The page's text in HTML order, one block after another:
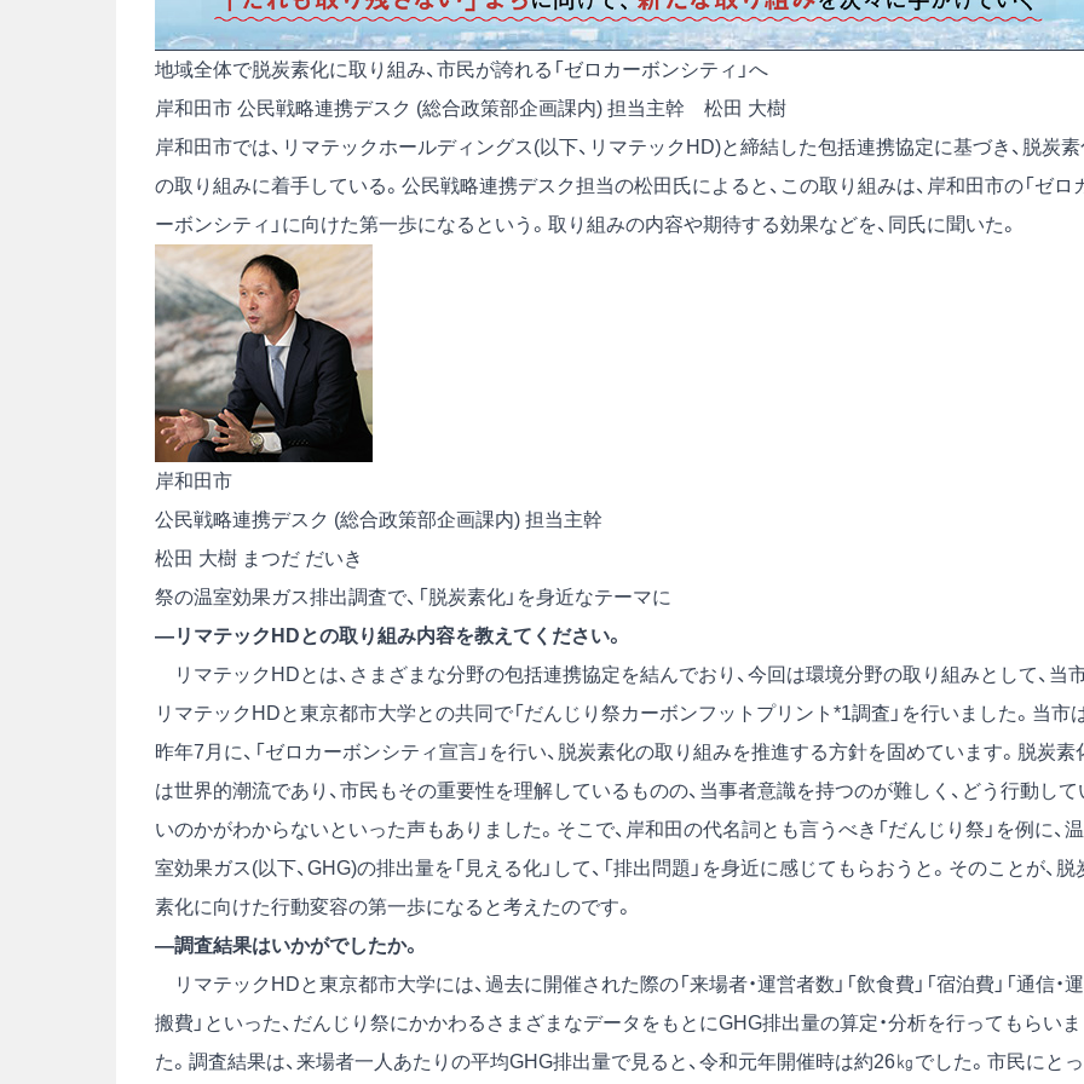
地域全体で脱炭素化に取り組み、市民が誇れる「ゼロカーボンシティ」へ
岸和田市 公民戦略連携デスク (総合政策部企画課内) 担当主幹 松田 大樹
岸和田市では、リマテックホールディングス(以下、リマテックHD)と締結した包括連携協定に基づき、脱炭
の取り組みに着手している。公民戦略連携デスク担当の松田氏によると、この取り組みは、岸和田市の「ゼロ
ーボンシティ」に向けた第一歩になるという。取り組みの内容や期待する効果などを、同氏に聞いた。
岸和田市
公民戦略連携デスク (総合政策部企画課内) 担当主幹
松田 大樹 まつだ だいき
祭の温室効果ガス排出調査で、「脱炭素化」を身近なテーマに
―リマテックHDとの取り組み内容を教えてください。
リマテックHDとは、さまざまな分野の包括連携協定を結んでおり、今回は環境分野の取り組みとして、当市
リマテックHDと東京都市大学との共同で「だんじり祭カーボンフットプリント *1調査」を行いました。当市
昨年7月に、「ゼロカーボンシティ宣言」を行い、脱炭素化の取り組みを推進する方針を固めています。脱炭素
は世界的潮流であり、市民もその重要性を理解しているものの、当事者意識を持つのが難しく、どう行動して
いのかがわからないといった声もありました。そこで、岸和田の代名詞とも言うべき「だんじり祭」を例に、温
室効果ガス(以下、GHG)の排出量を「見える化」して、「排出問題」を身近に感じてもらおうと。そのことが、脱
素化に向けた行動変容の第一歩になると考えたのです。
―調査結果はいかがでしたか。
リマテックHDと東京都市大学には、過去に開催された際の「来場者・運営者数」「飲食費」「宿泊費」「通信・運
搬費」といった、だんじり祭にかかわるさまざまなデータをもとにGHG排出量の算定・分析を行ってもらい
た。調査結果は、来場者一人あたりの平均GHG排出量で見ると、令和元年開催時は約26㎏でした。市民にとっ